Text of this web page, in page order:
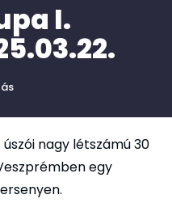
I.
nagy létszámú 30
egy